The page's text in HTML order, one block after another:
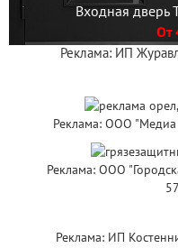
Входная
От
Реклама: ИП
Реклама: ООО
Реклама: ООО
Реклама: ИП